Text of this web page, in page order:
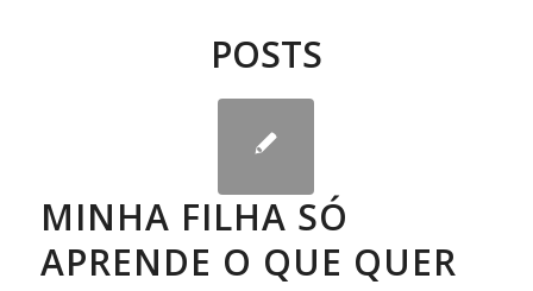
POSTS
MINHA FILHA SÓ
APRENDE O QUE QUER